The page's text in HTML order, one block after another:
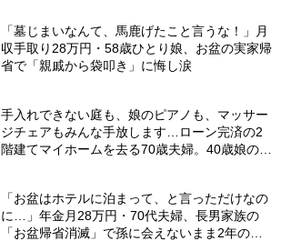
「墓じまいなんて、馬鹿げたこと言うな！」月
収手取り28万円・58歳ひとり娘、お盆の実家帰
省で「親戚から袋叩き」に悔し涙
手入れできない庭も、娘のピアノも、マッサー
ジチェアもみんな手放します…ローン完済の2
階建てマイホームを去る70歳夫婦。40歳娘の提
「お盆はホテルに泊まって、と言っただけなの
に…」年金月28万円・70代夫婦、長男家族の
「お盆帰省消滅」で孫に会えないまま2年の歳